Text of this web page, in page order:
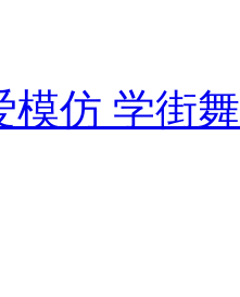
模仿 学街